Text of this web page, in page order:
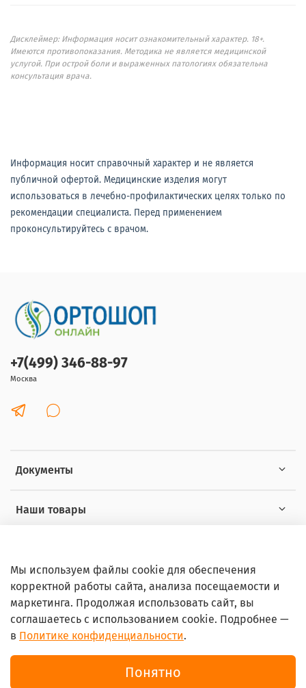
Дисклеймер: Информация носит ознакомительный характер. 18+.
Имеются противопоказания. Методика не является медицинской
услугой. При острой боли и выраженных патологиях обязательна
консультация врача.
Информация носит справочный характер и не является
публичной офертой. Медицинские изделия могут
использоваться в лечебно-профилактических целях только по
рекомендации специалиста. Перед применением
проконсультируйтесь с врачом.
Документы
Наши товары
+7(499) 346-88-97
Москва
© 2026 Любое использование контента без письменного
разрешения запрещено
Мы используем файлы cookie для обеспечения
корректной работы сайта, анализа посещаемости и
маркетинга. Продолжая использовать сайт, вы
соглашаетесь с использованием cookie. Подробнее —
в Политике конфиденциальности.
Понятно